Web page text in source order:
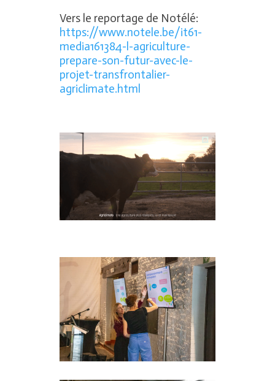
Vers le reportage de Notélé:
https://www.notele.be/it61-
media161384-l-agriculture-
prepare-son-futur-avec-le-
projet-transfrontalier-
agriclimate.html